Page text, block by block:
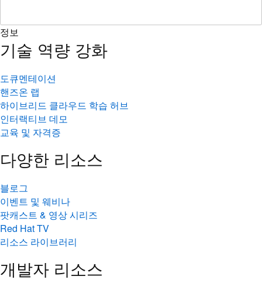
정보
기술 역량 강화
도큐멘테이션
핸즈온 랩
하이브리드 클라우드 학습 허브
인터랙티브 데모
교육 및 자격증
다양한 리소스
블로그
이벤트 및 웨비나
팟캐스트 & 영상 시리즈
Red Hat TV
리소스 라이브러리
개발자 리소스